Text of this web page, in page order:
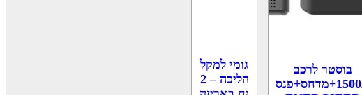
בוסטר לרכב
1500A+מדחס+פנס
גומי למקל
הליכה – 2